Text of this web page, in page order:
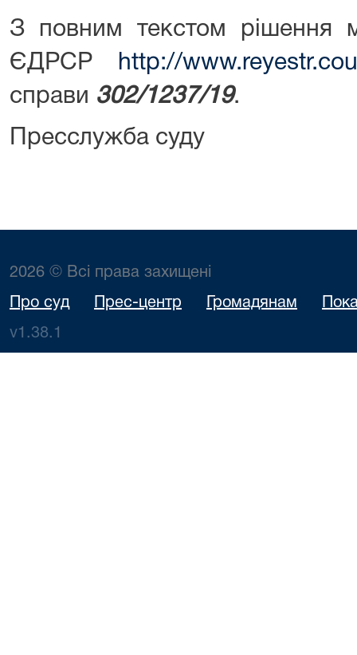
З повним текстом рішення
ЄДРСР
http://
справи 302/1237/19.
Пресслужба суду
2026 © Всі права захищені
Про суд Прес-центр Громадянам
v1.38.1